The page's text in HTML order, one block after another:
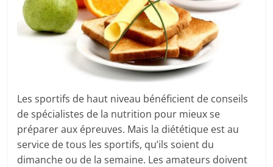
Les sportifs de haut niveau bénéficient de conseils
de spécialistes de la nutrition pour mieux se
préparer aux épreuves. Mais la diététique est au
service de tous les sportifs, qu’ils soient du
dimanche ou de la semaine. Les amateurs doivent